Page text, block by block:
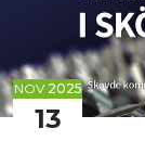
NOV 2025
13